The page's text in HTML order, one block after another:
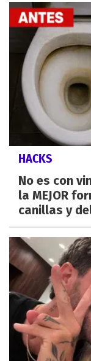
HACKS
No es con
la MEJOR
canillas y